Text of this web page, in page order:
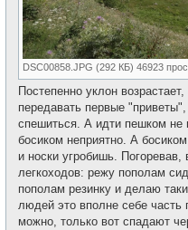
DSC00858.JPG (292 КБ) 46923
Постепенно уклон
передавать первые
спешиться. А идти пешком не
босиком неприятно. А
и носки угробишь.
легкоходов: режу пополам
пополам резинку и делаю
людей это вполне себе часть
можно, только вот спадают